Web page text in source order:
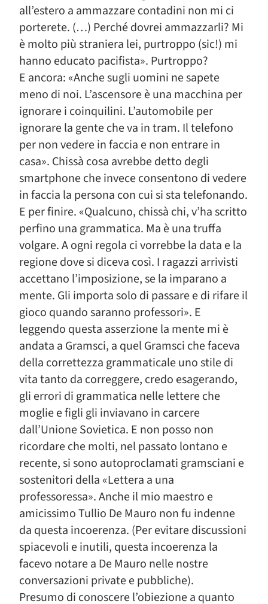
all’estero a ammazzare contadini non mi ci
porterete. (…) Perché dovrei ammazzarli? Mi
è molto più straniera lei, purtroppo (sic!) mi
hanno educato pacifista». Purtroppo?
E ancora: «Anche sugli uomini ne sapete
meno di noi. L’ascensore è una macchina per
ignorare i coinquilini. L’automobile per
ignorare la gente che va in tram. Il telefono
per non vedere in faccia e non entrare in
casa». Chissà cosa avrebbe detto degli
smartphone che invece consentono di vedere
in faccia la persona con cui si sta telefonando.
E per finire. «Qualcuno, chissà chi, v’ha scritto
perfino una grammatica. Ma è una truffa
volgare. A ogni regola ci vorrebbe la data e la
regione dove si diceva così. I ragazzi arrivisti
accettano l’imposizione, se la imparano a
mente. Gli importa solo di passare e di rifare il
gioco quando saranno professori». E
leggendo questa asserzione la mente mi è
andata a Gramsci, a quel Gramsci che faceva
della correttezza grammaticale uno stile di
vita tanto da correggere, credo esagerando,
gli errori di grammatica nelle lettere che
moglie e figli gli inviavano in carcere
dall’Unione Sovietica. E non posso non
ricordare che molti, nel passato lontano e
recente, si sono autoproclamati gramsciani e
sostenitori della «Lettera a una
professoressa». Anche il mio maestro e
amicissimo Tullio De Mauro non fu indenne
da questa incoerenza. (Per evitare discussioni
spiacevoli e inutili, questa incoerenza la
facevo notare a De Mauro nelle nostre
conversazioni private e pubbliche).
Presumo di conoscere l’obiezione a quanto